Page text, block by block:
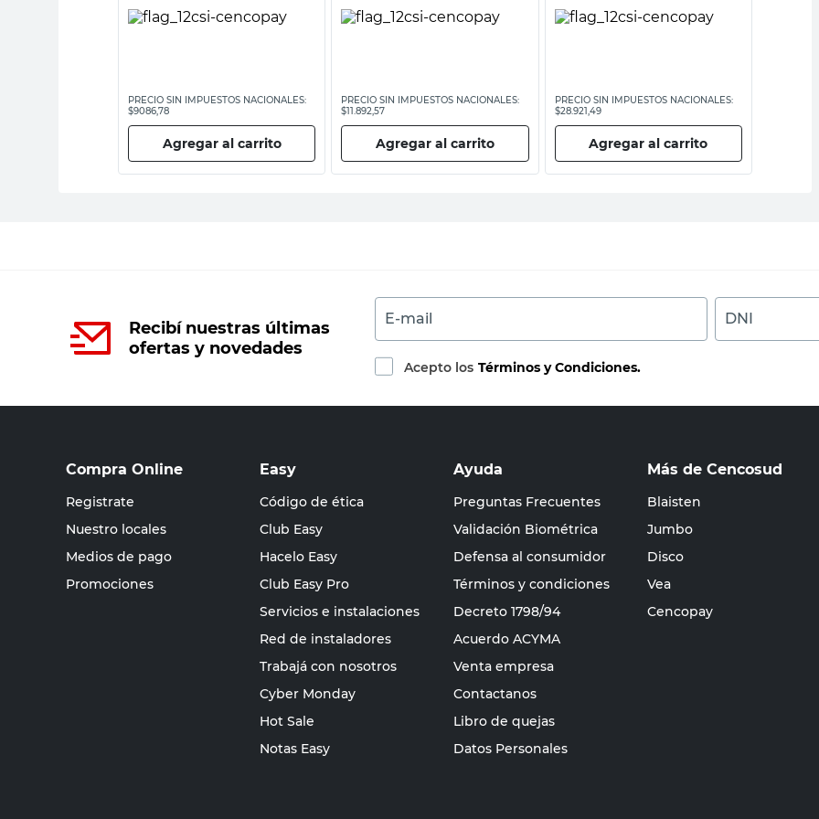
PRECIO SIN IMPUESTOS NACIONALES:
$9086,78
Agregar al carrito
PRECIO SIN IMPUESTOS NACIONALES:
$11.892,57
Agregar al carrito
PRECIO SIN IMPUESTOS NACIONALES:
$28.921,49
Agregar al carrito
Recibí nuestras últimas
ofertas y novedades
E-mail DNI
Acepto los Términos y Condiciones.
Compra Online
Registrate
Nuestro locales
Medios de pago
Promociones
Easy
Código de ética
Club Easy
Hacelo Easy
Club Easy Pro
Servicios e instalaciones
Red de instaladores
Trabajá con nosotros
Cyber Monday
Hot Sale
Notas Easy
Ayuda
Preguntas Frecuentes
Validación Biométrica
Defensa al consumidor
Términos y condiciones
Decreto 1798/94
Acuerdo ACYMA
Venta empresa
Contactanos
Libro de quejas
Datos Personales
Más de Cencosud
Blaisten
Jumbo
Disco
Vea
Cencopay